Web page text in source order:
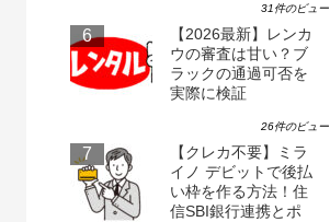
ード【aupayカード即時利用サービス】
31件のビュー
【2026最新】レンカ
ウの審査は甘い？ブ
ラックの通過可否を
実際に検証
26件のビュー
【クレカ不要】ミラ
イノ デビットで後払
い枠を作る方法！住
信SBI銀行連携とポ